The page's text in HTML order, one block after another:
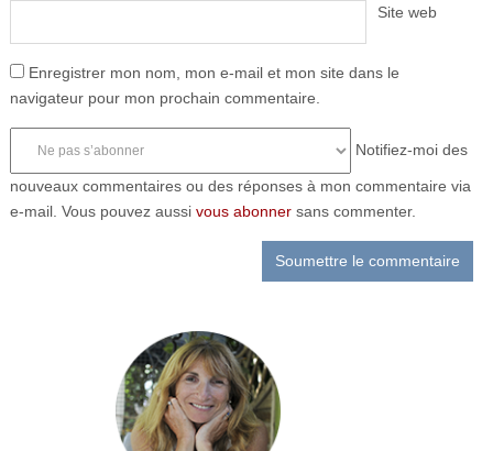
Site web
Enregistrer mon nom, mon e-mail et mon site dans le
navigateur pour mon prochain commentaire.
Notifiez-moi des
nouveaux commentaires ou des réponses à mon commentaire via
e-mail. Vous pouvez aussi vous abonnersans commenter.